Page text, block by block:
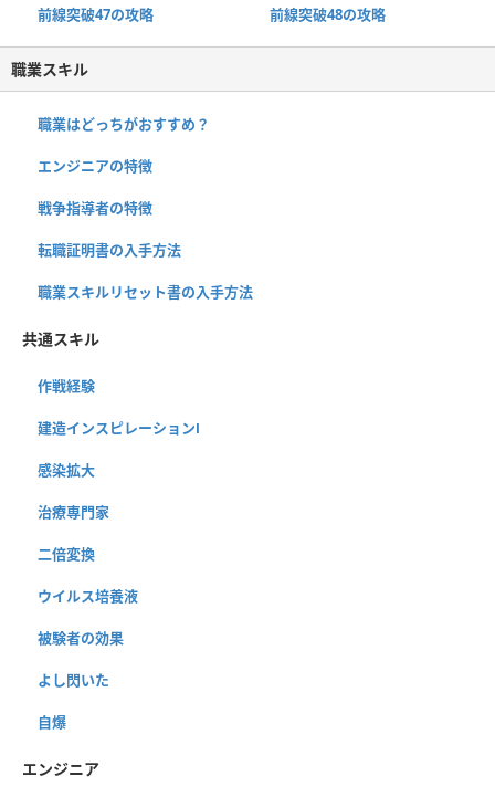
前線突破47の攻略 前線突破48の攻略
職業スキル
職業はどっちがおすすめ？
エンジニアの特徴
戦争指導者の特徴
転職証明書の入手方法
職業スキルリセット書の入手方法
共通スキル
作戦経験
建造インスピレーションⅠ
感染拡大
治療専門家
二倍変換
ウイルス培養液
被験者の効果
よし閃いた
自爆
エンジニア